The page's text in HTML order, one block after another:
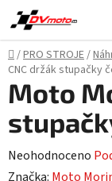
Přejít
na
obsah
Domů
/PRO STROJE/
CNC držák stupačky
Moto
Průměrné
hodnocení
Neohodnoceno
Značka: Moto